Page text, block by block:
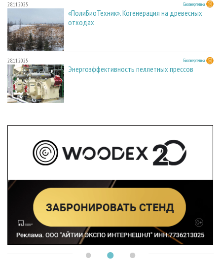
28.11.2025 Биоэнергетика
«ПолиБиоТехник». Когенерация на древесных
отходах
28.11.2025 Биоэнергетика
Энергоэффективность пеллетных прессов